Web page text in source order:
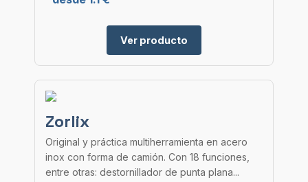
Ver producto
Zorlix
Original y práctica multiherramienta en acero
inox con forma de camión. Con 18 funciones,
entre otras: destornillador de punta plana...